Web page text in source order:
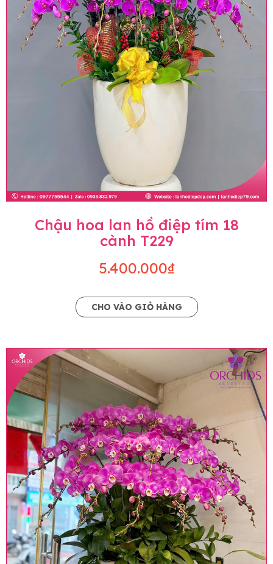
Chậu hoa lan hồ điệp tím 18
cành T229
5.400.000₫
CHO VÀO GIỎ HÀNG